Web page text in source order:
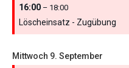
16:00 – 18:00
Löscheinsatz - Zugübung
Mittwoch 9. September